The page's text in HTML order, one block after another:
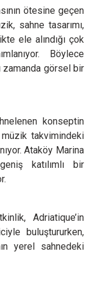
ötesine geçen
sahne tasarımı,
ele alındığı çok
Böylece
zamanda görsel bir
konseptin
müzik takvimindeki
Ataköy Marina
katılımlı bir
Adriatique’in
buluştururken,
yerel sahnedeki